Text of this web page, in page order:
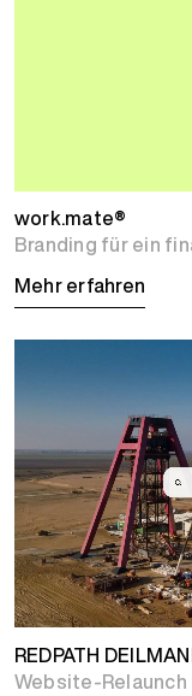
work.mate®
Branding für ein
Mehr erfahren
REDPATH
Website-